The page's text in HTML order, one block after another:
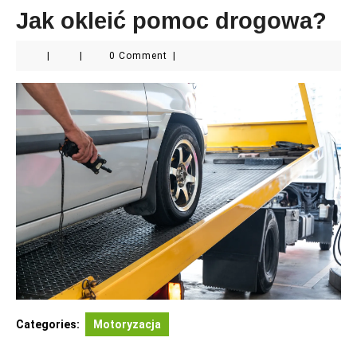
Jak okleić pomoc drogowa?
0 Comment
Categories: Motoryzacja